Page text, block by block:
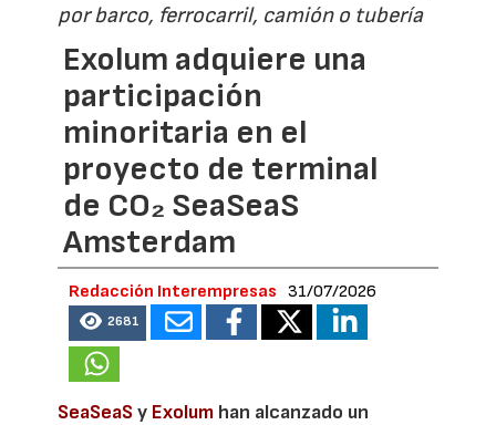
por barco, ferrocarril, camión o tubería
Exolum adquiere una
participación
minoritaria en el
proyecto de terminal
de CO₂ SeaSeaS
Amsterdam
Redacción Interempresas 31/07/2026
2681
SeaSeaSy Exolum han alcanzado un